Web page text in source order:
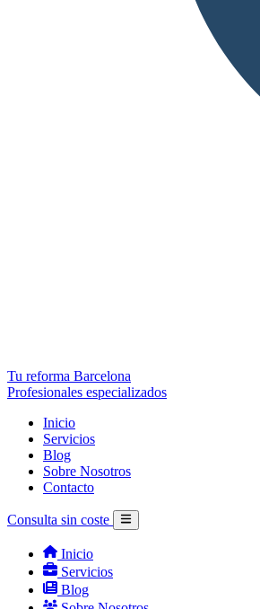
Tu reforma Barcelona
Profesionales especializados
Inicio
Servicios
Blog
Sobre Nosotros
Contacto
Consulta sin coste
Inicio
Servicios
Blog